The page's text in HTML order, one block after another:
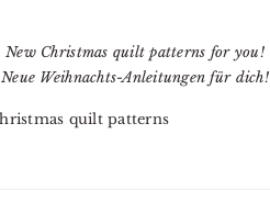
New Christmas quilt patterns for you!
Neue Weihnachts-Anleitungen für dich!